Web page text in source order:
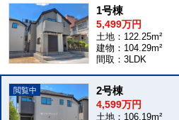
1号棟
5,499万円
土地：122.25m²
建物：104.29m²
間取：3LDK
2号棟
4,599万円
土地：106.19m²